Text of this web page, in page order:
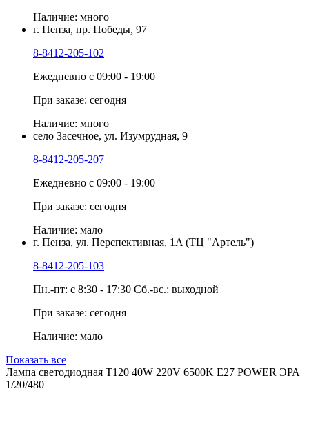
Наличие: много
г. Пенза, пр. Победы, 97
8-8412-205-102
Ежедневно с 09:00 - 19:00
При заказе: сегодня
Наличие: много
село Засечное, ул. Изумрудная, 9
8-8412-205-207
Ежедневно с 09:00 - 19:00
При заказе: сегодня
Наличие: мало
г. Пенза, ул. Перспективная, 1A (ТЦ "Артель")
8-8412-205-103
Пн.-пт: с 8:30 - 17:30 Сб.-вс.: выходной
При заказе: сегодня
Наличие: мало
Показать все
Лампа светодиодная Т120 40W 220V 6500K E27 POWER ЭРА
1/20/480